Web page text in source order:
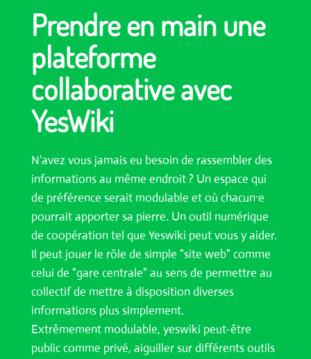
Prendre en main une
plateforme
collaborative avec
YesWiki
N'avez vous jamais eu besoin de rassembler des
informations au même endroit ? Un espace qui
de préférence serait modulable et où chacun·e
pourrait apporter sa pierre. Un outil numérique
de coopération tel que Yeswiki peut vous y aider.
Il peut jouer le rôle de simple "site web" comme
celui de "gare centrale" au sens de permettre au
collectif de mettre à disposition diverses
informations plus simplement.
Extrêmement modulable, yeswiki peut-être
public comme privé, aiguiller sur différents outils